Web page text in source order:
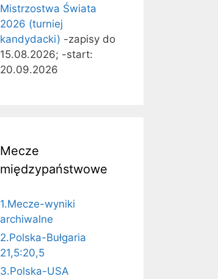
Mistrzostwa Świata
2026 (turniej
kandydacki) -zapisy do
15.08.2026; -start:
20.09.2026
Mecze
międzypaństwowe
1.Mecze-wyniki
archiwalne
2.Polska-Bułgaria
21,5:20,5
3.Polska-USA